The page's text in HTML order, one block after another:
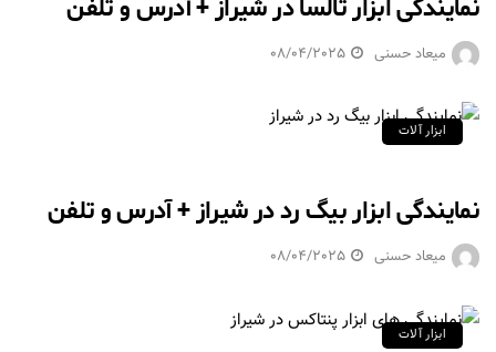
نمایندگی ابزار تالسا در شیراز + آدرس و تلفن
میعاد حسنی 08/04/2025
ابزار آلات
نمایندگی ابزار بیگ رد در شیراز + آدرس و تلفن
میعاد حسنی 08/04/2025
ابزار آلات